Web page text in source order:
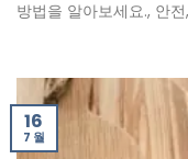
방법을 알아보세요., 안전
16
7 월